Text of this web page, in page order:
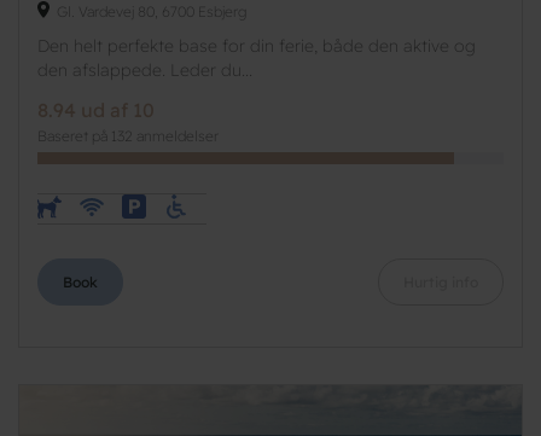
Gl. Vardevej 80, 6700 Esbjerg
Den helt perfekte base for din ferie, både den aktive og
den afslappede. Leder du...
8.94 ud af 10
Baseret på 132 anmeldelser
Book